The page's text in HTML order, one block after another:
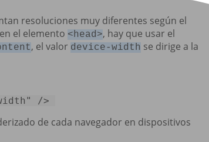
resoluciones muy diferentes según el
el elemento <head>, hay que usar el
, el valor device-width se dirige a la
/>
de cada navegador en dispositivos